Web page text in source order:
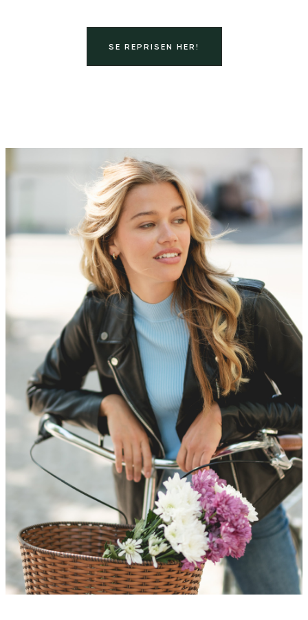
SE REPRISEN HER!